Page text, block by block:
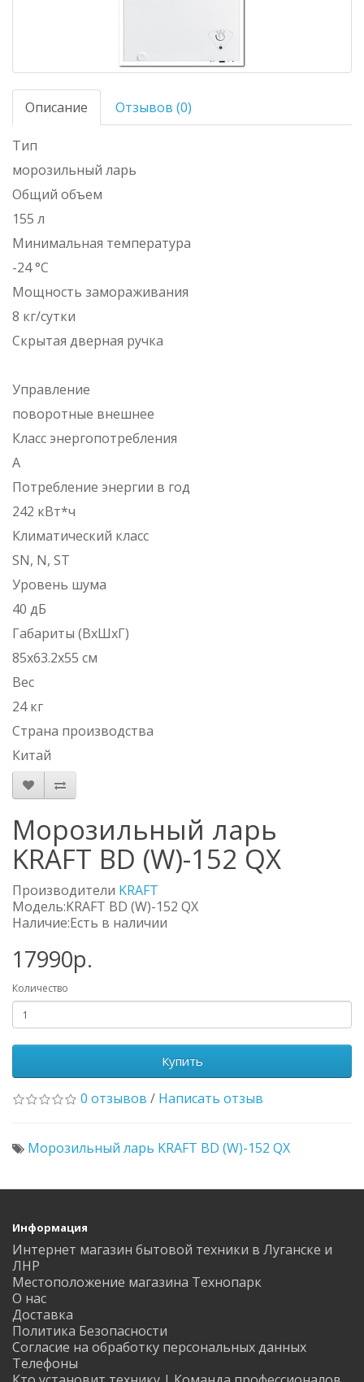
Описание Отзывов (0)
Тип
морозильный ларь
Общий объем
155 л
Минимальная температура
-24 °C
Мощность замораживания
8 кг/сутки
Скрытая дверная ручка
Управление
поворотные внешнее
Класс энергопотребления
A
Потребление энергии в год
242 кВт*ч
Климатический класс
SN, N, ST
Уровень шума
40 дБ
Габариты (ВхШхГ)
85x63.2x55 см
Вес
24 кг
Страна производства
Китай
Морозильный ларь
KRAFT BD (W)-152 QX
Производители KRAFT
Модель:KRAFT BD (W)-152 QX
Наличие:Есть в наличии
17990р.
Количество
Купить
0 отзывов / Написать отзыв
Морозильный ларь KRAFT BD (W)-152 QX
Информация
Интернет магазин бытовой техники в Луганске и
ЛНР
Местоположение магазина Технопарк
О нас
Доставка
Политика Безопасности
Согласие на обработку персональных данных
Телефоны